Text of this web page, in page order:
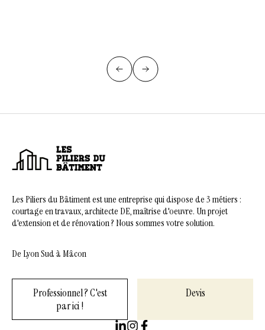
Les Piliers du Bâtiment est une entreprise qui dispose de 3 métiers :
courtage en travaux, architecte DE, maîtrise d'oeuvre. Un projet
d'extension et de rénovation ? Nous sommes votre solution.
De Lyon Sud à Mâcon
Professionnel ? C'est
par ici !
Devis